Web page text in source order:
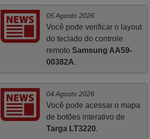
vivamente este produto e este site.
João,
PORTUGAL
05 Agosto 2026
Você pode verificar o layout
do teclado do controle
remoto Samsung AA59-
00382A.
04 Agosto 2026
Você pode acessar o mapa
de botões interativo de
Targa LT3220.